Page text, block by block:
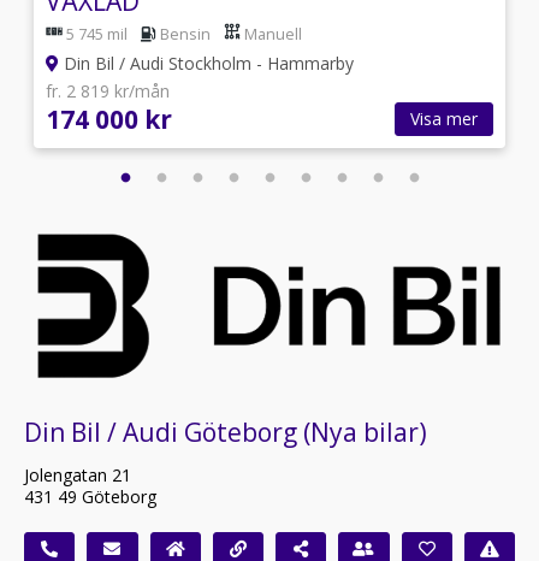
5 745 mil Bensin Manuell
Din Bil / Audi Stockholm - Hammarby
fr. 2 819 kr/mån
174 000 kr Visa mer
Din Bil / Audi Göteborg (Nya bilar)
Jolengatan 21
431 49 Göteborg